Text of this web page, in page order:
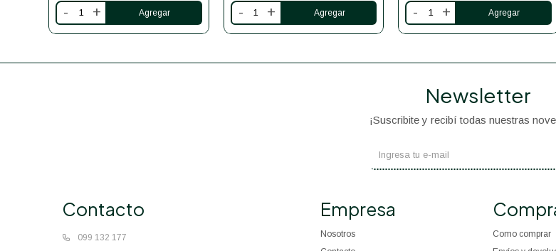
- + - + - +
Contacto
099 132 177
Empresa
Nosotros
Como comprar
Newsletter
¡Suscribite y recibí todas nuestras